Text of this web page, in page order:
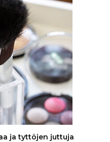
ja tyttöjen juttuja